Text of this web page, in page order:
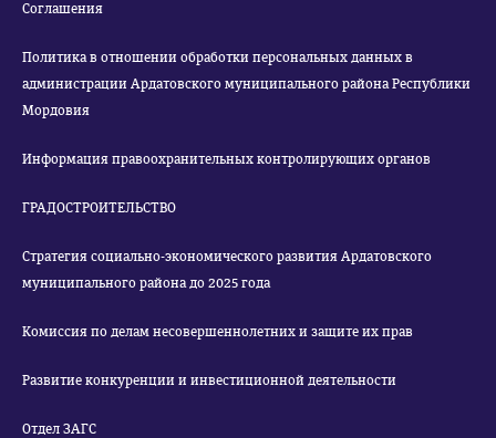
Соглашения
Политика в отношении обработки персональных данных в
администрации Ардатовского муниципального района Республики
Мордовия
Информация правоохранительных контролирующих органов
ГРАДОСТРОИТЕЛЬСТВО
Стратегия социально-экономического развития Ардатовского
муниципального района до 2025 года
Комиссия по делам несовершеннолетних и защите их прав
Развитие конкуренции и инвестиционной деятельности
Отдел ЗАГС